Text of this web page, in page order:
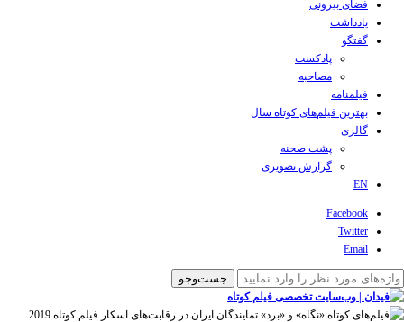
فضای بیرونی
یادداشت
گفتگو
پادکست
مصاحبه
فیلمنامه
بهترین فیلم‌های کوتاه سال
گالری
پشت صحنه
گزارش تصویری
EN
Facebook
Twitter
Email